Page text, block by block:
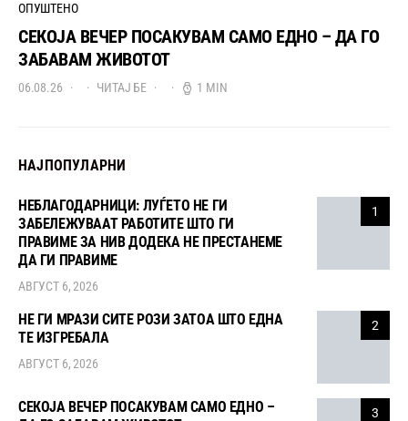
ОПУШТЕНО
СЕКОЈА ВЕЧЕР ПОСАКУВАМ САМО ЕДНО – ДА ГО
ЗАБАВАМ ЖИВОТОТ
06.08.26 ЧИТАЈ БЕ 1 MIN
НАЈПОПУЛАРНИ
1
НЕБЛАГОДАРНИЦИ: ЛУЃЕТО НЕ ГИ
ЗАБЕЛЕЖУВААТ РАБОТИТЕ ШТО ГИ
ПРАВИМЕ ЗА НИВ ДОДЕКА НЕ ПРЕСТАНЕМЕ
ДА ГИ ПРАВИМЕ
АВГУСТ 6, 2026
2
НЕ ГИ МРАЗИ СИТЕ РОЗИ ЗАТОА ШТО ЕДНА
ТЕ ИЗГРЕБАЛА
АВГУСТ 6, 2026
3
СЕКОЈА ВЕЧЕР ПОСАКУВАМ САМО ЕДНО –